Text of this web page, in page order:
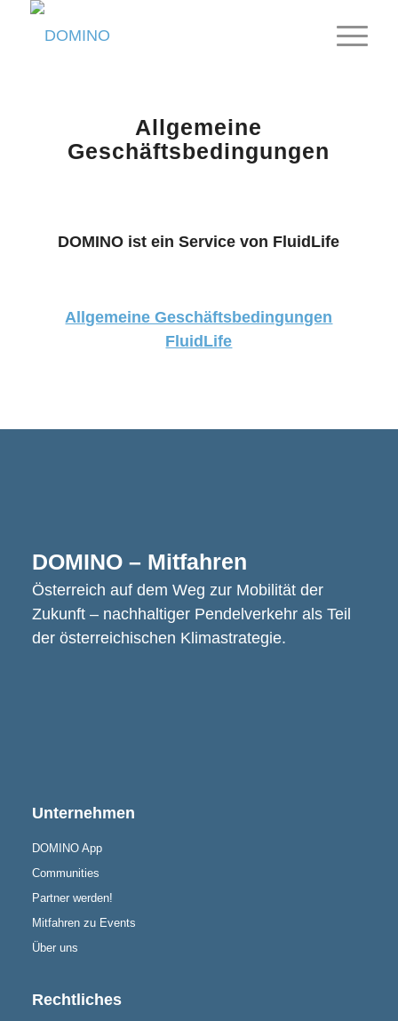
Allgemeine
Geschäftsbedingungen
DOMINO ist ein Service von FluidLife
Allgemeine Geschäftsbedingungen
FluidLife
DOMINO – Mitfahren
Österreich auf dem Weg zur Mobilität der
Zukunft – nachhaltiger Pendelverkehr als Teil
der österreichischen Klimastrategie.
Unternehmen
DOMINO App
Communities
Partner werden!
Mitfahren zu Events
Über uns
Rechtliches